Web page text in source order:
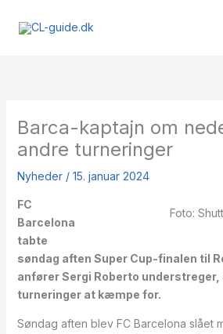
Barca-kaptajn om
andre turneringer
Nyheder/ 15. januar 2024
Foto:
FC
Barcelona
tabte
søndag aften Super Cup-finalen til
anfører Sergi Roberto understreger,
turneringer at kæmpe for.
Søndag aften blev FC Barcelona slået